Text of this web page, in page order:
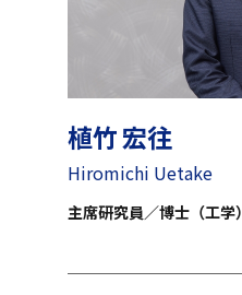
植竹 宏往
Hiromichi Uetake
主席研究員／博士（工学）